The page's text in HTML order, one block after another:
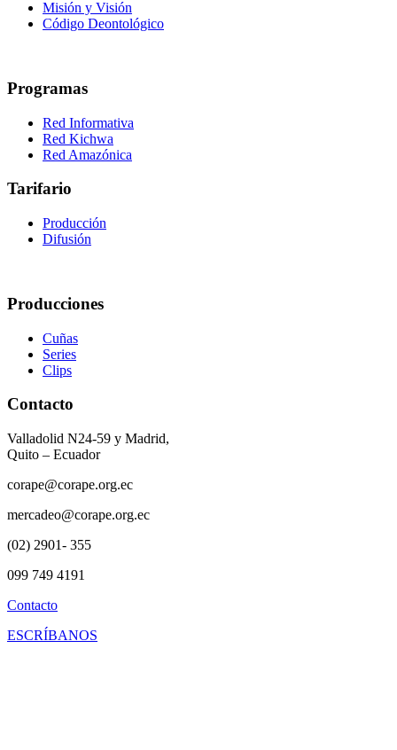
Misión y Visión
Código Deontológico
Programas
Red Informativa
Red Kichwa
Red Amazónica
Tarifario
Producción
Difusión
Producciones
Cuñas
Series
Clips
Contacto
Valladolid N24-59 y Madrid,
Quito – Ecuador
corape@corape.org.ec
mercadeo@corape.org.ec
(02) 2901- 355
099 749 4191
Contacto
ESCRÍBANOS